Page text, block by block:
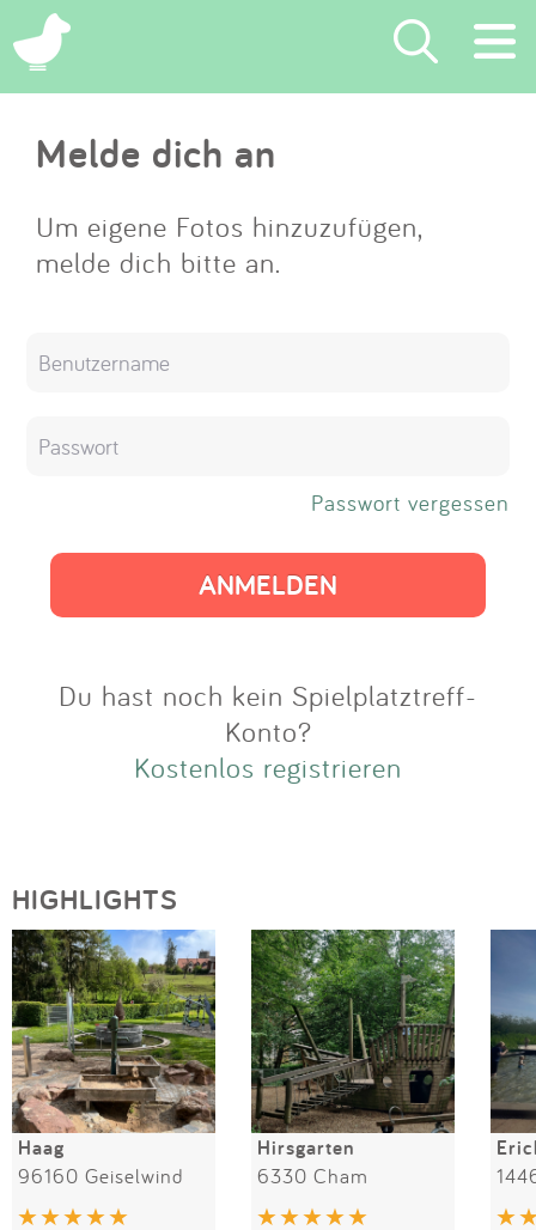
×
Suchen
Eintragen
App
Melde dich an
Um eigene Fotos hinzuzufügen,
melde dich bitte an.
Passwort vergessen
Du hast noch kein Spielplatztreff-
Konto?
Kostenlos registrieren
HIGHLIGHTS
Haag
96160 Geiselwind
Hirsgarten
6330 Cham